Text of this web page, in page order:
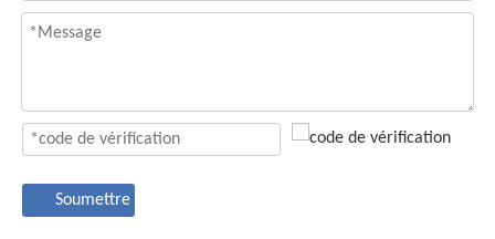
Soumettre